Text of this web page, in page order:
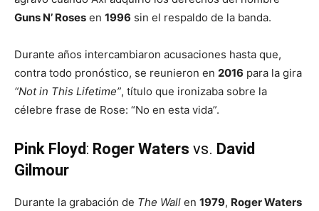
Guns N’ Roses en 1996 sin el respaldo de la banda.
Durante años intercambiaron acusaciones hasta que,
contra todo pronóstico, se reunieron en 2016 para la gira
“Not in This Lifetime”, título que ironizaba sobre la
célebre frase de Rose: “No en esta vida”.
Pink Floyd : Roger Waters vs. David
Gilmour
Durante la grabación de The Wall en 1979, Roger Waters